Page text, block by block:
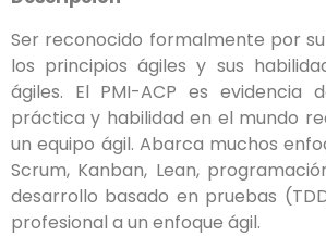
Ser reconocido formalmente por
los principios ágiles y sus
ágiles. El PMI-ACP es evidencia
práctica y habilidad en el mundo
un equipo ágil. Abarca muchos
Scrum, Kanban, Lean,
desarrollo basado en pruebas
profesional a un enfoque ágil.